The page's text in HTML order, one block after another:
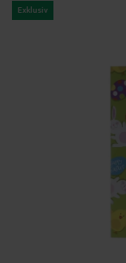
Exklusiv